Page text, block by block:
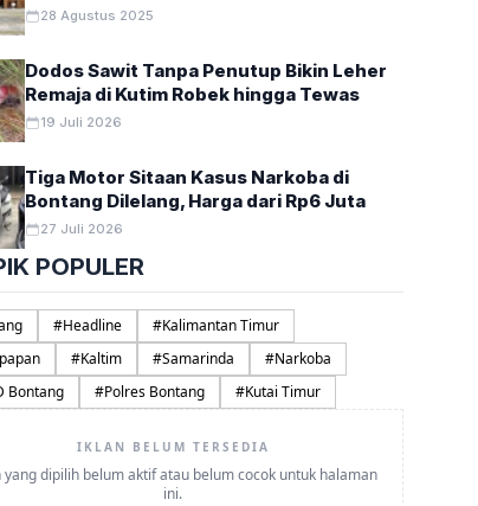
Warga Tabang
Pengeroyokan
Ramadhan 9 Agustus 2026
warga Tabang berinisial I di Desa Bilah Talang,
tit…
28 Agustus 2025
Dodos Sawit Tanpa Penutup Bikin Leher
Remaja di Kutim Robek hingga Tewas
19 Juli 2026
Tiga Motor Sitaan Kasus Narkoba di
Bontang Dilelang, Harga dari Rp6 Juta
27 Juli 2026
POPULER
#Headline #Kalimantan Timur
#Kaltim #Samarinda #Narkoba
Bontang #Polres Bontang #Kutai Timur
IKLAN BELUM TERSEDIA
yang dipilih belum aktif atau belum cocok untuk halaman
ini.